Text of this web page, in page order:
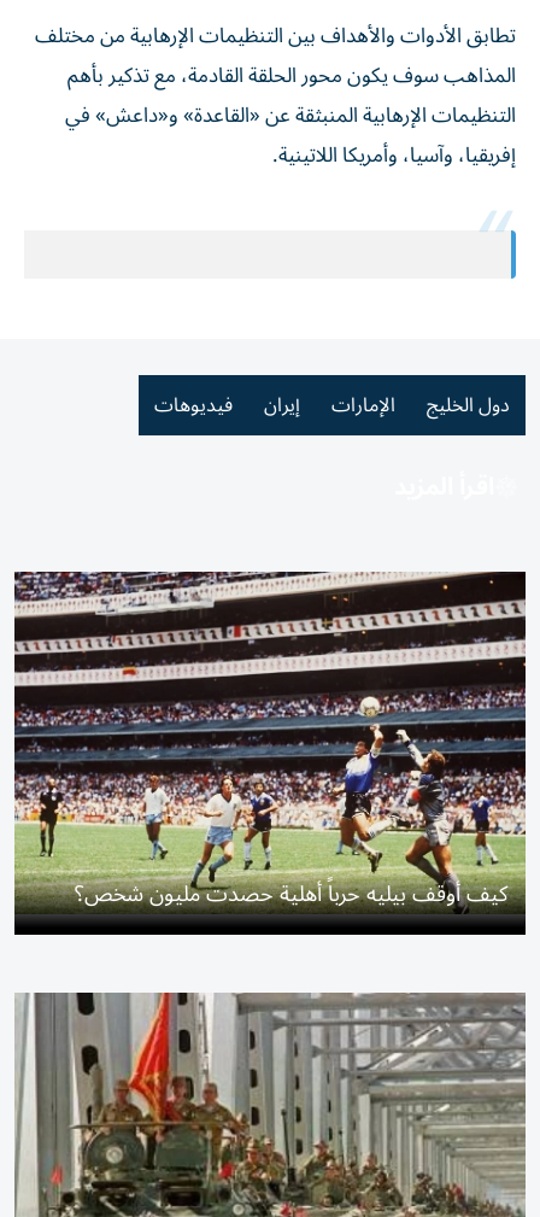
تطابق الأدوات والأهداف بين التنظيمات الإرهابية من مختلف
المذاهب سوف يكون محور الحلقة القادمة، مع تذكير بأهم
التنظيمات الإرهابية المنبثقة عن «القاعدة» و«داعش» في
إفريقيا، وآسيا، وأمريكا اللاتينية.
دول الخليج الإمارات إيران فيديوهات
كيف أوقف بيليه حرباً أهلية حصدت مليون شخص؟